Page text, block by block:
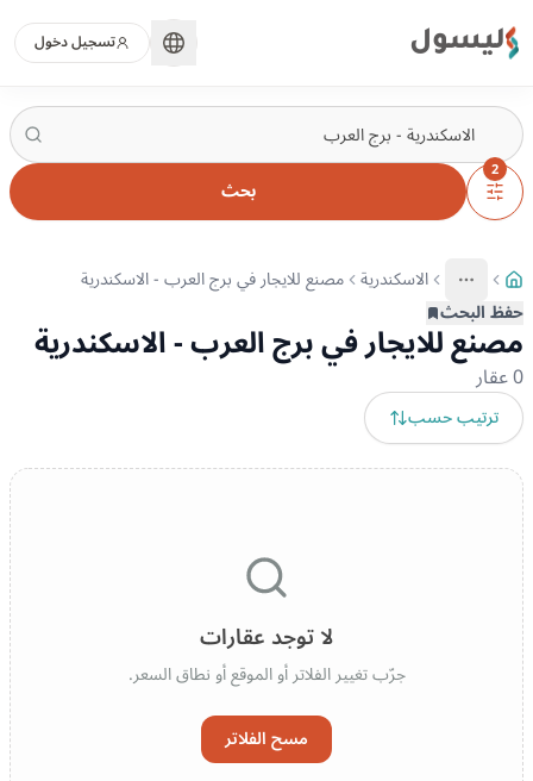
ليسول تسجيل دخول
2
بحث
More
عرض المزيد من المسارات
الاسكندرية مصنع للايجار في برج العرب - الاسكندرية
حفظ البحث
مصنع للايجار في برج العرب - الاسكندرية
0عقار
ترتيب حسب
لا توجد عقارات
جرّب تغيير الفلاتر أو الموقع أو نطاق السعر.
مسح الفلاتر